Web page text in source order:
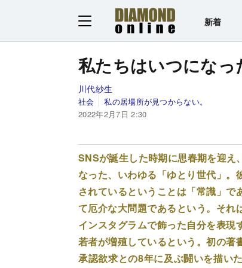
新着
私たちはいつにな
川代紗生
社会
私の居場所が見つからない。
2022年2月7日 2:30
SNSが誕生した時期に思春期を迎え
なった、いわゆる「ゆとり世代」
されているということは「常識」
て厄介な大問題であるという。そ
インスタグラムで飾った自分を表
若者が増殖しているという。初の著
承認欲求との8年に及ぶ闘いを描いた